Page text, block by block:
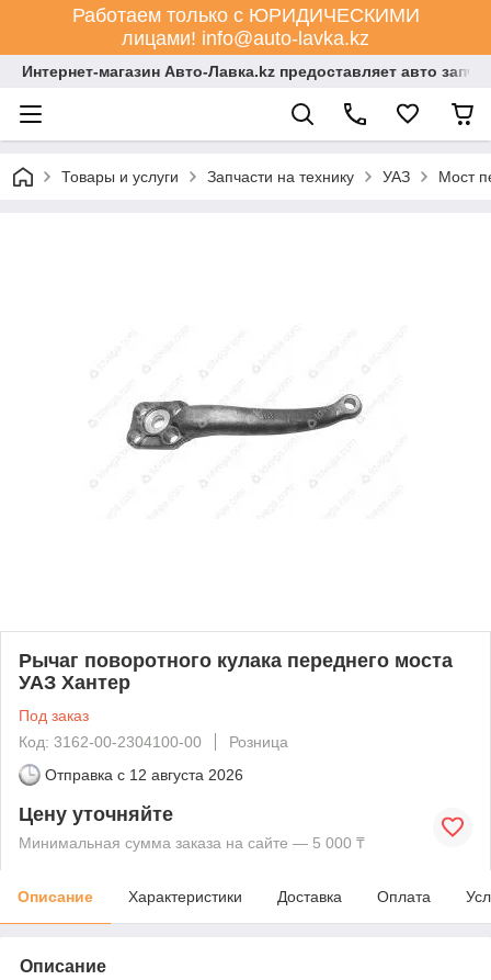
Работаем только с ЮРИДИЧЕСКИМИ
лицами! info@auto-lavka.kz
Интернет-магазин Авто-Лавка.kz предоставляет авто
Товары и услуги Запчасти на технику УАЗ Мост
Рычаг поворотного кулака переднего моста
УАЗ Хантер
Под заказ
Код: 3162-00-2304100-00
Розница
Отправка с 12 августа 2026
Цену уточняйте
Минимальная сумма заказа на сайте — 5 000 ₸
Описание Характеристики Доставка Оплата
Описание